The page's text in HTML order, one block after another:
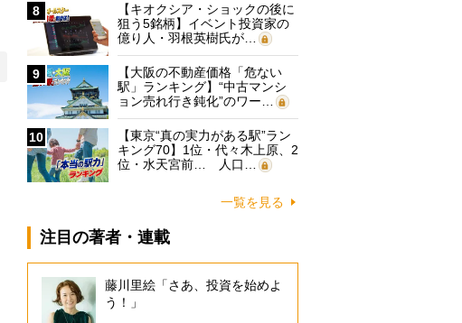
8
【キオクシア・ショックの後に
狙う5銘柄】イベント投資家の
億り人・羽根英樹氏が…
9
【大阪の不動産価格「危ない
駅」ランキング】“中古マンシ
ョン売れ行き鈍化”のワー…
10
【東京“真の実力がある駅”ラン
キング70】1位・代々木上原、2
位・水天宮前… 人口…
一覧を見る
注目の著者・連載
藤川里絵「さあ、投資を始めよ
う！」